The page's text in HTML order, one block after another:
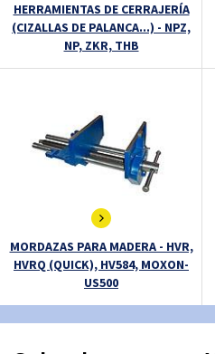
HERRAMIENTAS DE CERRAJERÍA
(CIZALLAS DE PALANCA...) - NPZ,
NP, ZKR, THB
MORDAZAS PARA MADERA - HVR,
HVRQ (QUICK), HV584, MOXON-
US500